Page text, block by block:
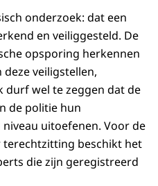
onderzoek: dat een
en veiliggesteld. De
opsporing herkennen
veiligstellen,
durf wel te zeggen dat de
de politie hun
uitoefenen. Voor de
beschikt het
die zijn geregistreerd